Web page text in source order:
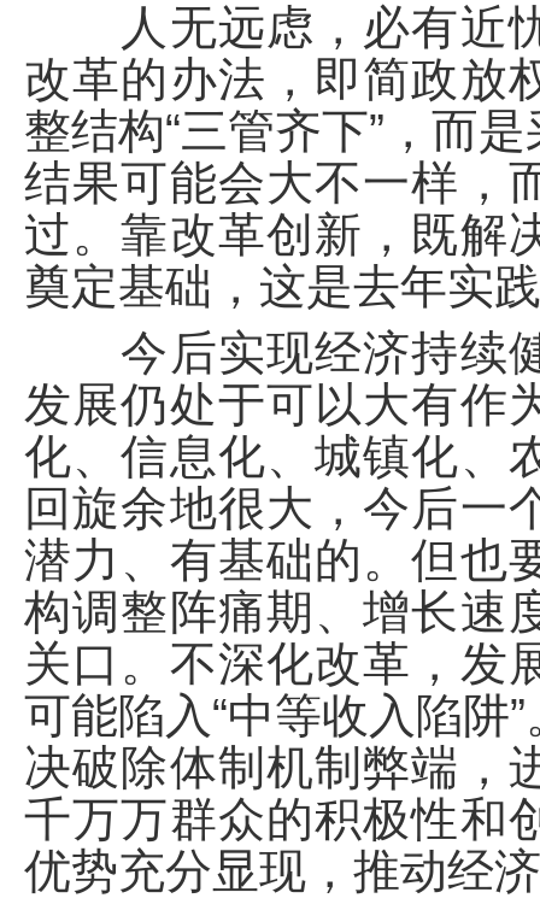
人无远虑，必有近忧
改革的办法，即简政放
整结构“三管齐下”，而
结果可能会大不一样，
过。靠改革创新，既解
奠定基础，这是去年实
今后实现经济持续健
发展仍处于可以大有作
化、信息化、城镇化、
回旋余地很大，今后一
潜力、有基础的。但也
构调整阵痛期、增长速
关口。不深化改革，发
可能陷入“中等收入陷阱
决破除体制机制弊端，
千万万群众的积极性和
优势充分显现，推动经